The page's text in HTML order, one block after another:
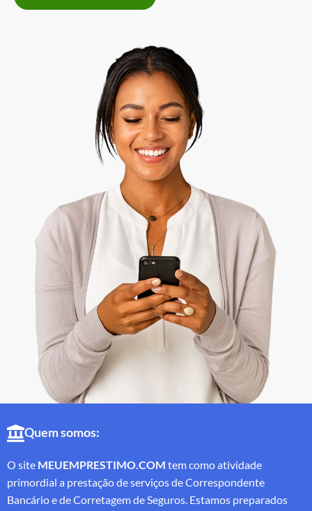
Quem somos:
O site MEUEMPRESTIMO.COM tem como atividade
primordial a prestação de serviços de Correspondente
Bancário e de Corretagem de Seguros. Estamos preparados